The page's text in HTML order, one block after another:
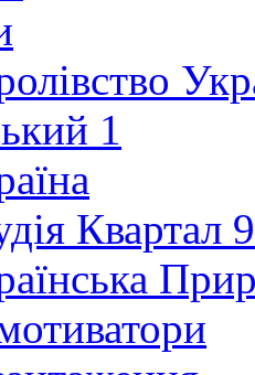
1
Квартал